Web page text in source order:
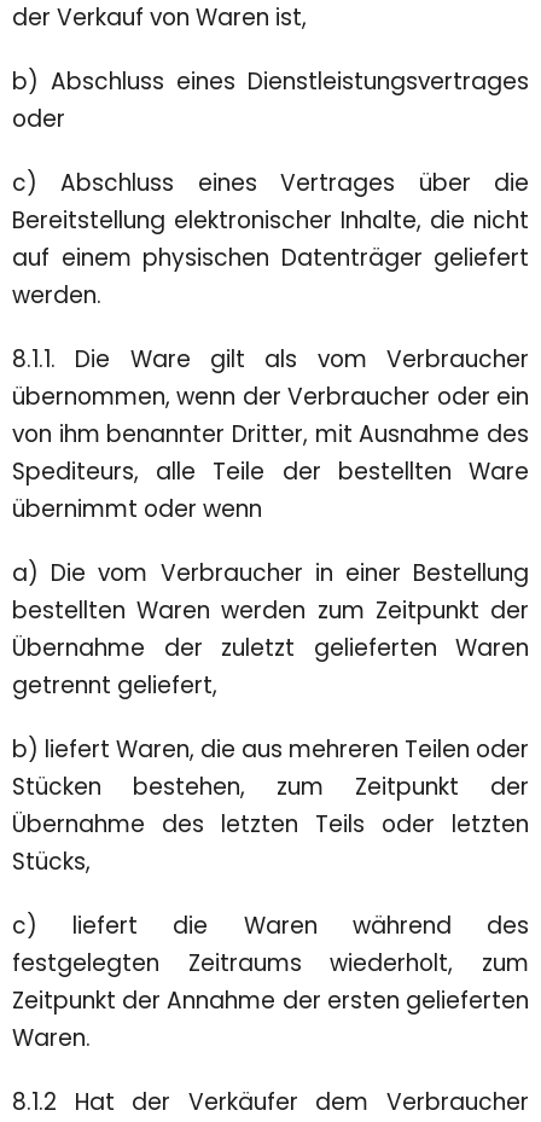
der Verkauf von Waren ist,
b) Abschluss eines Dienstleistungsvertrages
oder
c) Abschluss eines Vertrages über die
Bereitstellung elektronischer Inhalte, die nicht
auf einem physischen Datenträger geliefert
werden.
8.1.1. Die Ware gilt als vom Verbraucher
übernommen, wenn der Verbraucher oder ein
von ihm benannter Dritter, mit Ausnahme des
Spediteurs, alle Teile der bestellten Ware
übernimmt oder wenn
a) Die vom Verbraucher in einer Bestellung
bestellten Waren werden zum Zeitpunkt der
Übernahme der zuletzt gelieferten Waren
getrennt geliefert,
b) liefert Waren, die aus mehreren Teilen oder
Stücken bestehen, zum Zeitpunkt der
Übernahme des letzten Teils oder letzten
Stücks,
c) liefert die Waren während des
festgelegten Zeitraums wiederholt, zum
Zeitpunkt der Annahme der ersten gelieferten
Waren.
8.1.2 Hat der Verkäufer dem Verbraucher